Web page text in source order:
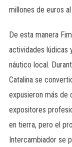
millones de euros al
De esta manera
actividades lúdicas
náutico local.
Catalina se
expusieron más de
expositores
en tierra, pero el
Intercambiador se